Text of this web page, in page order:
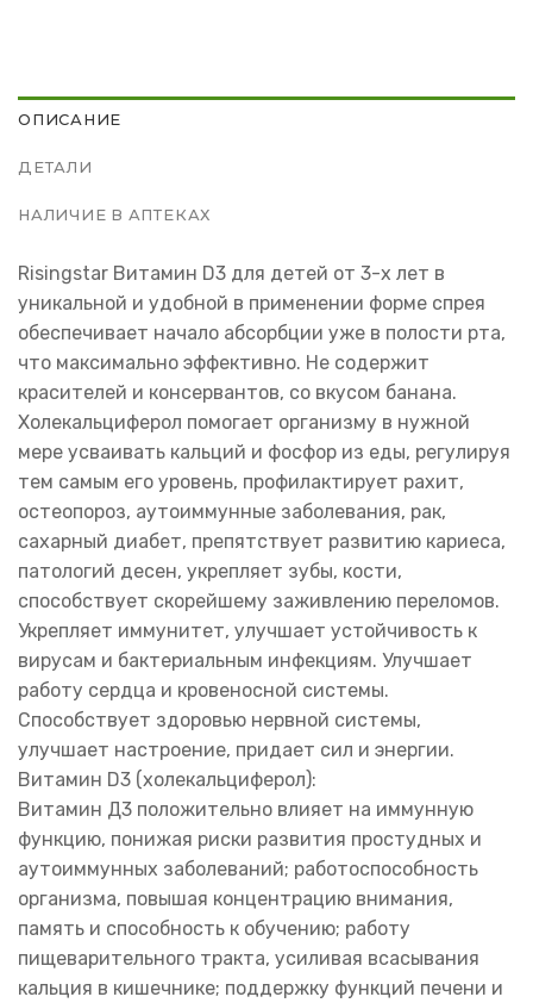
ОПИСАНИЕ
ДЕТАЛИ
НАЛИЧИЕ В АПТЕКАХ
Risingstar Витамин D3 для детей от 3-х лет в
уникальной и удобной в применении форме спрея
обеспечивает начало абсорбции уже в полости рта,
что максимально эффективно. Не содержит
красителей и консервантов, со вкусом банана.
Холекальциферол помогает организму в нужной
мере усваивать кальций и фосфор из еды, регулируя
тем самым его уровень, профилактирует рахит,
остеопороз, аутоиммунные заболевания, рак,
сахарный диабет, препятствует развитию кариеса,
патологий десен, укрепляет зубы, кости,
способствует скорейшему заживлению переломов.
Укрепляет иммунитет, улучшает устойчивость к
вирусам и бактериальным инфекциям. Улучшает
работу сердца и кровеносной системы.
Способствует здоровью нервной системы,
улучшает настроение, придает сил и энергии.
Витамин D3 (холекальциферол):
Витамин Д3 положительно влияет на иммунную
функцию, понижая риски развития простудных и
аутоиммунных заболеваний; работоспособность
организма, повышая концентрацию внимания,
память и способность к обучению; работу
пищеварительного тракта, усиливая всасывания
кальция в кишечнике; поддержку функций печени и